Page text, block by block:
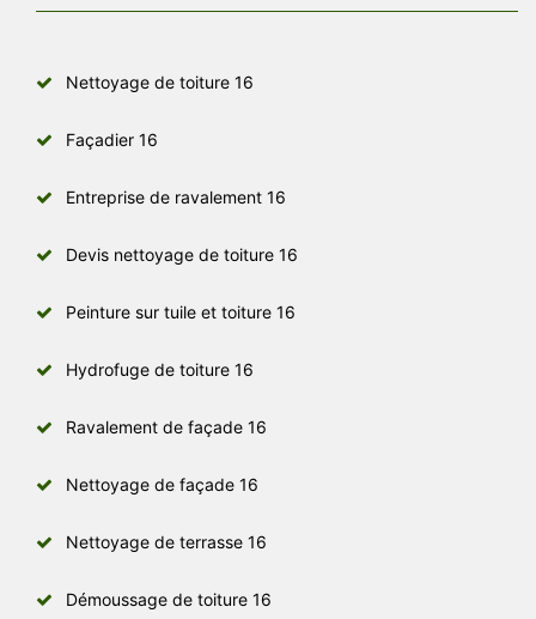
Nettoyage de toiture 16
Façadier 16
Entreprise de ravalement 16
Devis nettoyage de toiture 16
Peinture sur tuile et toiture 16
Hydrofuge de toiture 16
Ravalement de façade 16
Nettoyage de façade 16
Nettoyage de terrasse 16
Démoussage de toiture 16